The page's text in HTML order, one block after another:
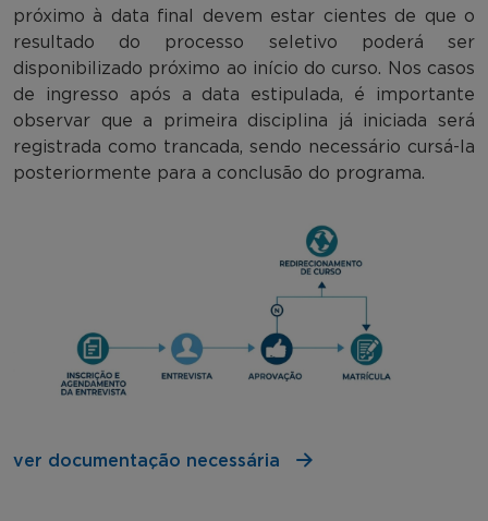
próximo à data final devem estar cientes de que o
resultado do processo seletivo poderá ser
disponibilizado próximo ao início do curso. Nos casos
de ingresso após a data estipulada, é importante
observar que a primeira disciplina já iniciada será
registrada como trancada, sendo necessário cursá-la
posteriormente para a conclusão do programa.
ver documentação necessária